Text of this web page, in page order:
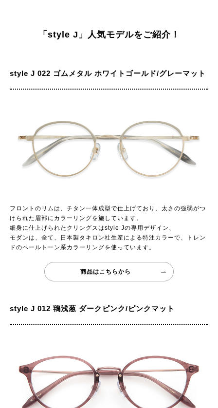
「style J」人気モデルをご紹介！
style J 022 ゴムメタル ホワイトゴールド/グレーマット
フロントのリムは、チタン一体成型で仕上げており、太さの強弱がつ
けられた眉部にカラーリングを施しています。
細身に仕上げられたクリングスはstyle Jの専用デザイン、
モダンは、全て、日本製タキロン社生産による特注カラーで、トレン
ドのペールトーン系カラーリングを使っています。
商品はこちらから
style J 012 鴇浅葱 ダークピンク/ピンクマット